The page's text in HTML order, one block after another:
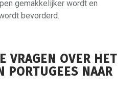
gemakkelijker wordt en
bevorderd.
VRAGEN OVER HET
PORTUGEES NAAR